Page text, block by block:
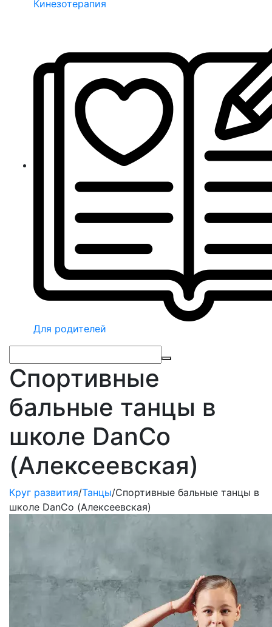
Кинезотерапия
Для родителей
Спортивные
бальные танцы в
школе DanCo
(Алексеевская)
Круг развития/Танцы/Спортивные бальные танцы в
школе DanCo (Алексеевская)